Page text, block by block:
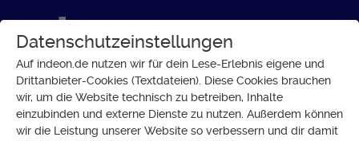
SOZIALES
Inklusion als gelebter Alltag:
Datenschutzeinstellungen
Auf indeon.de nutzen wir für dein Lese-Erlebnis eigene und
Drittanbieter-Cookies (Textdateien). Diese Cookies brauchen
wir, um die Website technisch zu betreiben, Inhalte
einzubinden und externe Dienste zu nutzen. Außerdem können
wir die Leistung unserer Website so verbessern und dir damit